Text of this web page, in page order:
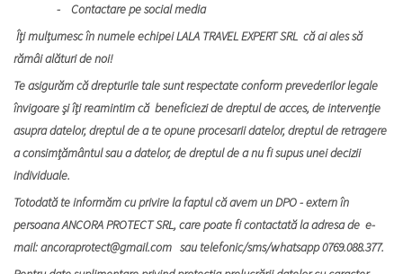
- Contactare pe social media
Îți mulțumesc în numele echipei LALA TRAVEL EXPERT SRL că ai ales să
rămâi alături de noi!
Te asigurăm că drepturile tale sunt respectate conform prevederilor legale
învigoare și îți reamintim că beneficiezi de dreptul de acces, de intervenție
asupra datelor, dreptul de a te opune procesarii datelor, dreptul de retragere
a consimțământul sau a datelor, de dreptul de a nu fi supus unei decizii
individuale.
Totodată te informăm cu privire la faptul că avem un DPO - extern în
persoana ANCORA PROTECT SRL, care poate fi contactată la adresa de e-
mail:ancoraprotect@gmail.com sau telefonic/sms/whatsapp 0769.088.377.